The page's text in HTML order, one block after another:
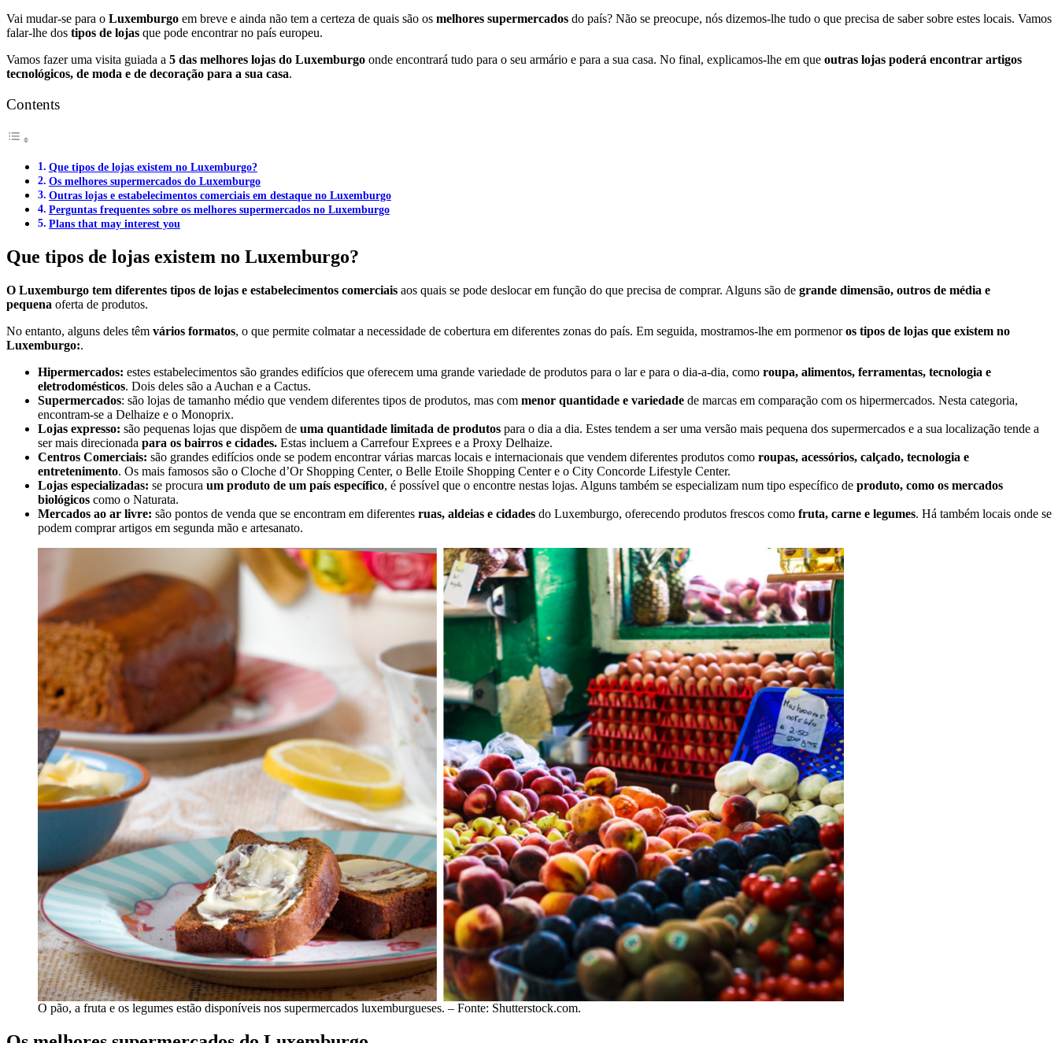
Vai mudar-se para o Luxemburgo em breve e ainda não tem a certeza de quais são os melhores supermercados do país? Não se preocupe, nós dizemos-lhe tudo o que precisa de saber sobre estes locais. Vamos
falar-lhe dos tipos de lojas que pode encontrar no país europeu.
Vamos fazer uma visita guiada a 5 das melhores lojas do Luxemburgo onde encontrará tudo para o seu armário e para a sua casa. No final, explicamos-lhe em que outras lojas poderá encontrar artigos
tecnológicos, de moda e de decoração para a sua casa.
Contents
Que tipos de lojas existem no Luxemburgo?
Os melhores supermercados do Luxemburgo
Outras lojas e estabelecimentos comerciais em destaque no Luxemburgo
Perguntas frequentes sobre os melhores supermercados no Luxemburgo
Plans that may interest you
Que tipos de lojas existem no Luxemburgo?
O Luxemburgo tem diferentes tipos de lojas e estabelecimentos comerciais aos quais se pode deslocar em função do que precisa de comprar. Alguns são de grande dimensão, outros de média e
pequena oferta de produtos.
No entanto, alguns deles têm vários formatos, o que permite colmatar a necessidade de cobertura em diferentes zonas do país. Em seguida, mostramos-lhe em pormenoros tipos de lojas que existem no
Luxemburgo:.
Hipermercados: estes estabelecimentos são grandes edifícios que oferecem uma grande variedade de produtos para o lar e para o dia-a-dia, como roupa, alimentos, ferramentas, tecnologia e
eletrodomésticos. Dois deles são a Auchan e a Cactus.
Supermercados: são lojas de tamanho médio que vendem diferentes tipos de produtos, mas com menor quantidade e variedade de marcas em comparação com os hipermercados. Nesta categoria,
encontram-se a Delhaize e o Monoprix.
Lojas expresso: são pequenas lojas que dispõem de uma quantidade limitada de produtos para o dia a dia. Estes tendem a ser uma versão mais pequena dos supermercados e a sua localização tende a
ser mais direcionada para os bairros e cidades. Estas incluem a Carrefour Exprees e a Proxy Delhaize.
Centros Comerciais: são grandes edifícios onde se podem encontrar várias marcas locais e internacionais que vendem diferentes produtos como roupas, acessórios, calçado, tecnologia e
entretenimento. Os mais famosos são o Cloche d’Or Shopping Center, o Belle Etoile Shopping Center e o City Concorde Lifestyle Center.
Lojas especializadas: se procura um produto de um país específico, é possível que o encontre nestas lojas. Alguns também se especializam num tipo específico de produto, como os mercados
biológicos como o Naturata.
Mercados ao ar livre: são pontos de venda que se encontram em diferentes ruas, aldeias e cidades do Luxemburgo, oferecendo produtos frescos como fruta, carne e legumes. Há também locais onde se
podem comprar artigos em segunda mão e artesanato.
O pão, a fruta e os legumes estão disponíveis nos supermercados luxemburgueses. – Fonte: Shutterstock.com.